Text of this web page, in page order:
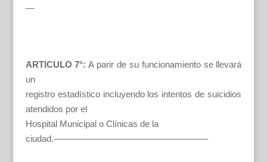
—
ARTICULO 7°: A parir de su funcionamiento se llevará
un
registro estadístico incluyendo los intentos de suicidios
atendidos por el
Hospital Municipal o Clínicas de la
ciudad.—————————————————-